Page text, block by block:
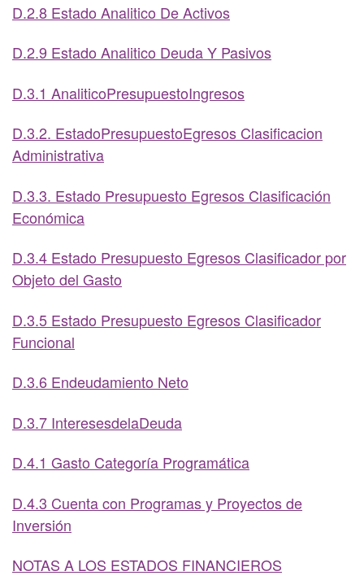
D.2.8 Estado Analitico De Activos
D.2.9 Estado Analitico Deuda Y Pasivos
D.3.1 AnaliticoPresupuestoIngresos
D.3.2. EstadoPresupuestoEgresos Clasificacion
Administrativa
D.3.3. Estado Presupuesto Egresos Clasificación
Económica
D.3.4 Estado Presupuesto Egresos Clasificador por
Objeto del Gasto
D.3.5 Estado Presupuesto Egresos Clasificador
Funcional
D.3.6 Endeudamiento Neto
D.3.7 InteresesdelaDeuda
D.4.1 Gasto Categoría Programática
D.4.3 Cuenta con Programas y Proyectos de
Inversión
NOTAS A LOS ESTADOS FINANCIEROS